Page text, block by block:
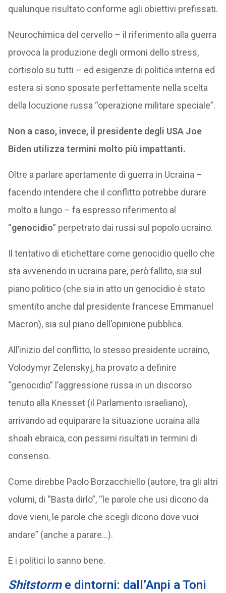
qualunque risultato conforme agli obiettivi prefissati.
Neurochimica del cervello – il riferimento alla guerra
provoca la produzione degli ormoni dello stress,
cortisolo su tutti – ed esigenze di politica interna ed
estera si sono sposate perfettamente nella scelta
della locuzione russa “operazione militare speciale”.
Non a caso, invece, il presidente degli USA Joe
Biden utilizza termini molto più impattanti.
Oltre a parlare apertamente di guerra in Ucraina –
facendo intendere che il conflitto potrebbe durare
molto a lungo – fa espresso riferimento al
“genocidio” perpetrato dai russi sul popolo ucraino.
Il tentativo di etichettare come genocidio quello che
sta avvenendo in ucraina pare, però fallito, sia sul
piano politico (che sia in atto un genocidio è stato
smentito anche dal presidente francese Emmanuel
Macron), sia sul piano dell’opinione pubblica.
All’inizio del conflitto, lo stesso presidente ucraino,
Volodymyr Zelenskyj, ha provato a definire
“genocidio” l’aggressione russa in un discorso
tenuto alla Knesset (il Parlamento israeliano),
arrivando ad equiparare la situazione ucraina alla
shoah ebraica, con pessimi risultati in termini di
consenso.
Come direbbe Paolo Borzacchiello (autore, tra gli altri
volumi, di “Basta dirlo”, “le parole che usi dicono da
dove vieni, le parole che scegli dicono dove vuoi
andare” (anche a parare…).
E i politici lo sanno bene.
Shitstorme dintorni: dall’Anpi a Toni